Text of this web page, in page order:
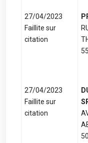
27/04/2023
Faillite sur
citation
27/04/2023
Faillite sur
citation